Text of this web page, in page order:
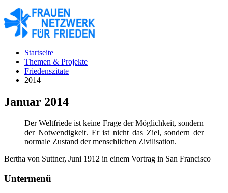
Startseite
Themen & Projekte
Friedenszitate
2014
Januar 2014
Der Weltfriede ist keine Frage der Möglichkeit, sondern
der Notwendigkeit. Er ist nicht das Ziel, sondern der
normale Zustand der menschlichen Zivilisation.
Bertha von Suttner, Juni 1912 in einem Vortrag in San Francisco
Untermenü